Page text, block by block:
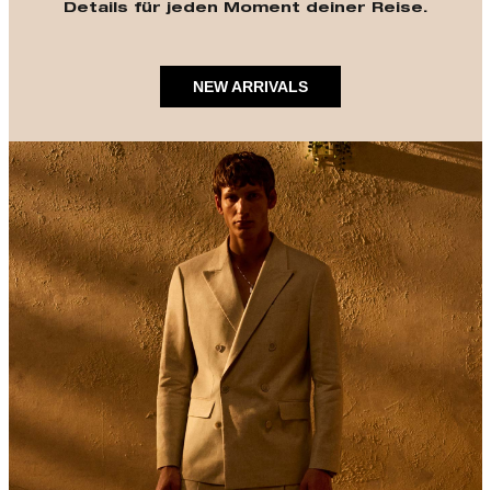
Details für jeden Moment deiner Reise.
NEW ARRIVALS